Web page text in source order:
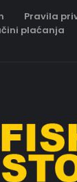
Pravila
plaćanja